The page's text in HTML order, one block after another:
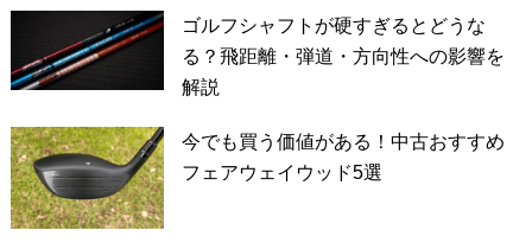
ゴルフシャフトが硬すぎるとどうな
る？飛距離・弾道・方向性への影響を
解説
今でも買う価値がある！中古おすすめ
フェアウェイウッド5選